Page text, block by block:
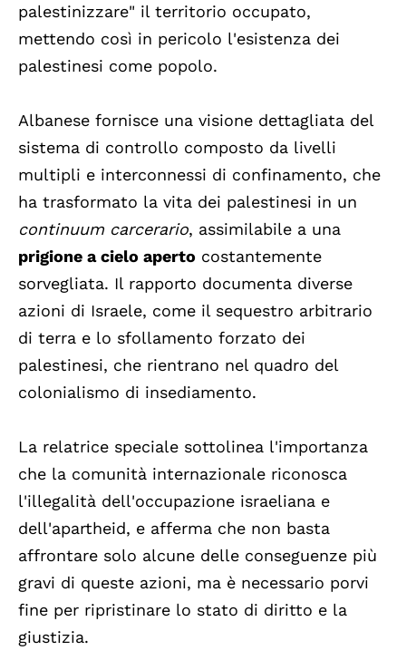
palestinizzare" il territorio occupato,
mettendo così in pericolo l'esistenza dei
palestinesi come popolo.
Albanese fornisce una visione dettagliata del
sistema di controllo composto da livelli
multipli e interconnessi di confinamento, che
ha trasformato la vita dei palestinesi in un
continuum carcerario, assimilabile a una
prigione a cielo aperto costantemente
sorvegliata. Il rapporto documenta diverse
azioni di Israele, come il sequestro arbitrario
di terra e lo sfollamento forzato dei
palestinesi, che rientrano nel quadro del
colonialismo di insediamento.
La relatrice speciale sottolinea l'importanza
che la comunità internazionale riconosca
l'illegalità dell'occupazione israeliana e
dell'apartheid, e afferma che non basta
affrontare solo alcune delle conseguenze più
gravi di queste azioni, ma è necessario porvi
fine per ripristinare lo stato di diritto e la
giustizia.